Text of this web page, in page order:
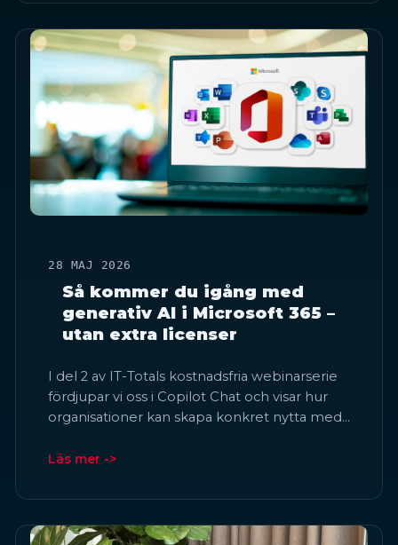
28 MAJ 2026
Så kommer du igång med
generativ AI i Microsoft 365 –
utan extra licenser
I del 2 av IT-Totals kostnadsfria webinarserie
fördjupar vi oss i Copilot Chat och visar hur
organisationer kan skapa konkret nytta med…
Läs mer ->